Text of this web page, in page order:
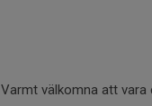
Varmt välkomna att vara